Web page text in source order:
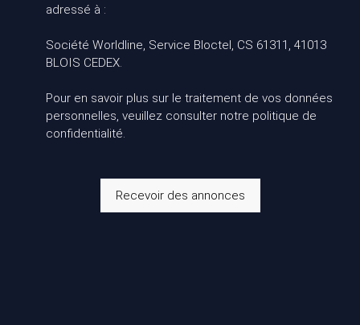
adressé à :
Société Worldline, Service Bloctel, CS 61311, 41013
BLOIS CEDEX.
Pour en savoir plus sur le traitement de vos données
personnelles, veuillez consulter notre politique de
confidentialité.
Recevoir des annonces